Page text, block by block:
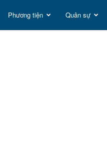
Phương tiện Quân sự